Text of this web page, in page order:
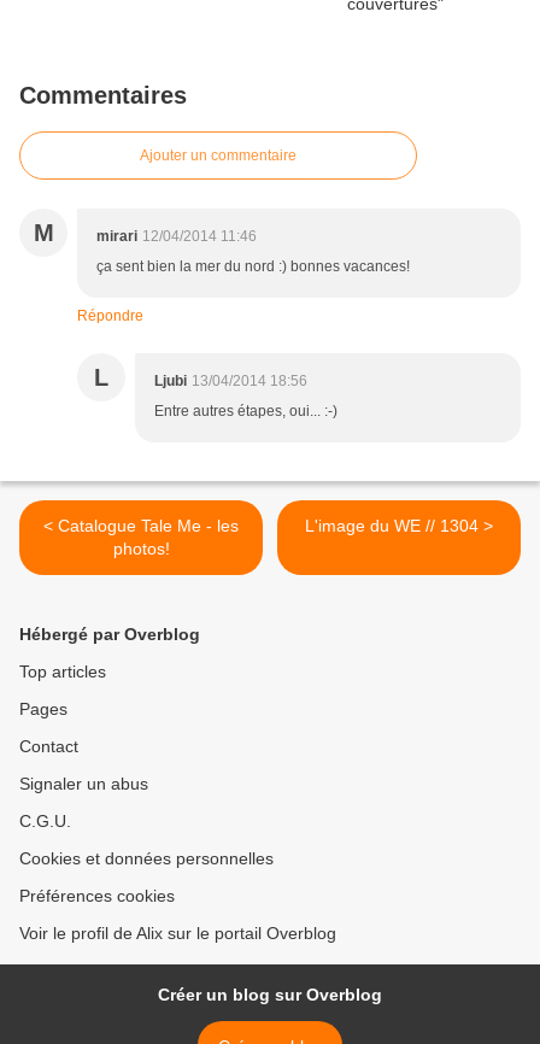
Commentaires
Ajouter un commentaire
M mirari 12/04/2014 11:46
ça sent bien la mer du nord :) bonnes vacances!
Répondre
L Ljubi 13/04/2014 18:56
Entre autres étapes, oui... :-)
< Catalogue Tale Me - les
photos!
L'image du WE // 1304 >
Hébergé par Overblog
Top articles
Pages
Contact
Signaler un abus
C.G.U.
Cookies et données personnelles
Préférences cookies
Voir le profil de Alix sur le portail Overblog
Créer un blog sur Overblog